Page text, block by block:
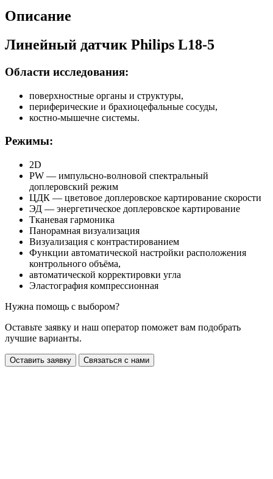
Описание
Линейный датчик Philips L18-5
Области исследования:
поверхностные органы и структуры,
периферические и брахиоцефальные сосуды,
костно-мышечне системы.
Режимы:
2D
PW — импульсно-волновой спектральный
доплеровский режим
ЦДК — цветовое доплеровское картирование скорости
ЭД — энергетическое доплеровское картирование
Тканевая гармоника
Панорамная визуализация
Визуализация с контрастированием
Функции автоматической настройки расположения
контрольного объёма,
автоматической корректировки угла
Эластография компрессионная
Нужна помощь с выбором?
Оставьте заявку и наш оператор поможет вам подобрать
лучшие варианты.
Оставить заявку Связаться с нами